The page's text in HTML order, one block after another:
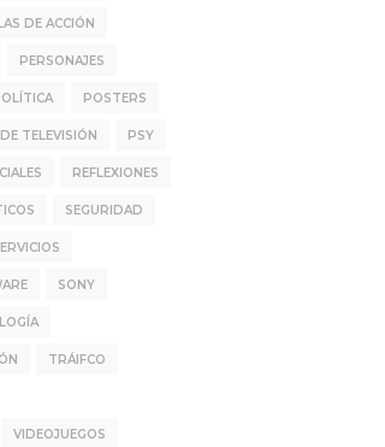
DE ACCIÓN
PERSONAJES
POSTERS
TELEVISIÓN PSY
REFLEXIONES
SEGURIDAD
SONY
TRÁIFCO
VIDEOJUEGOS